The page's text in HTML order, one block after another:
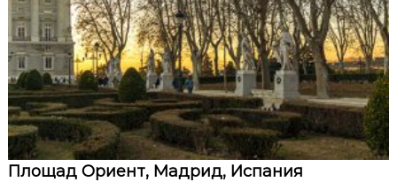
Площад Ориент, Мадрид, Испания